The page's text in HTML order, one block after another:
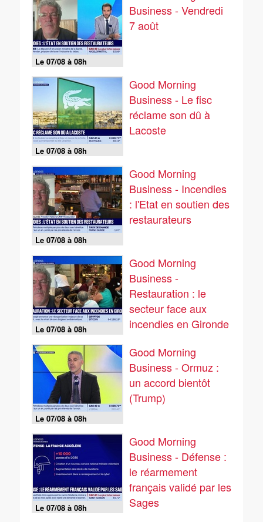
Le 07/08 à 08h
Business - Vendredi
7 août
Le 07/08 à 08h
Good Morning
Business - Le fisc
réclame son dû à
Lacoste
Le 07/08 à 08h
Good Morning
Business - Incendies
: l'Etat en soutien des
restaurateurs
Le 07/08 à 08h
Good Morning
Business -
Restauration : le
secteur face aux
incendies en Gironde
Le 07/08 à 08h
Good Morning
Business - Ormuz :
un accord bientôt
(Trump)
Le 07/08 à 08h
Good Morning
Business - Défense :
le réarmement
français validé par les
Sages